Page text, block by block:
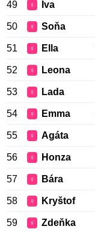
49 ♀ Iva
50 ♀ Soňa
51 ♀ Ella
52 ♀ Leona
53 ♀ Lada
54 ♀ Emma
55 ♀ Agáta
56 ♀ Honza
57 ♀ Bára
58 ♀ Kryštof
59 ♀ Zdeňka